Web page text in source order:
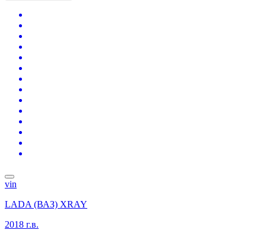
vin
LADA (ВАЗ) XRAY
2018 г.в.